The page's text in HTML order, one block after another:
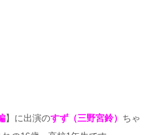
】に出演のすず（三野宮鈴） ちゃ